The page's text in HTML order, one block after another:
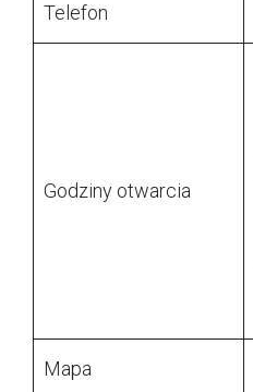
Telefon
Godziny otwarcia
Mapa